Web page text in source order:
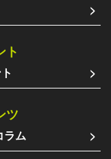
ト
ツ
ラム